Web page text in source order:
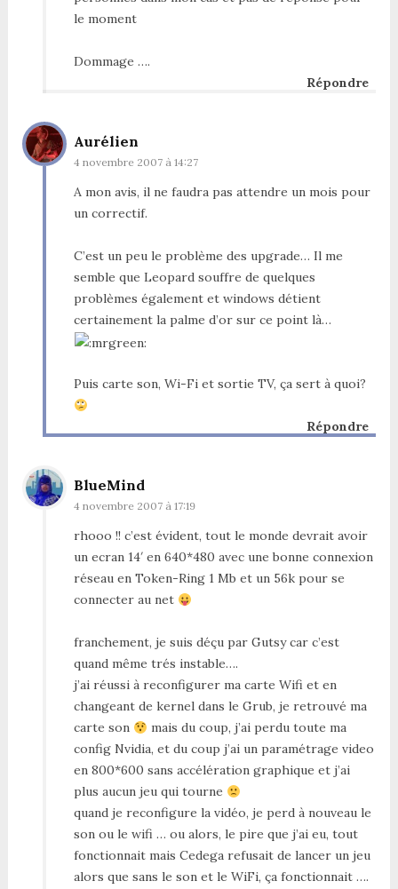
le moment
Dommage ….
Répondre
Aurélien
4 novembre 2007 à 14:27
A mon avis, il ne faudra pas attendre un mois pour
un correctif.
C’est un peu le problème des upgrade… Il me
semble que Leopard souffre de quelques
problèmes également et windows détient
certainement la palme d’or sur ce point là…
Puis carte son, Wi-Fi et sortie TV, ça sert à quoi?
Répondre
BlueMind
4 novembre 2007 à 17:19
rhooo !! c’est évident, tout le monde devrait avoir
un ecran 14′ en 640*480 avec une bonne connexion
réseau en Token-Ring 1 Mb et un 56k pour se
connecter au net
franchement, je suis déçu par Gutsy car c’est
quand même trés instable….
j’ai réussi à reconfigurer ma carte Wifi et en
changeant de kernel dans le Grub, je retrouvé ma
carte son
mais du coup, j’ai perdu toute ma
config Nvidia, et du coup j’ai un paramétrage video
en 800*600 sans accélération graphique et j’ai
plus aucun jeu qui tourne
quand je reconfigure la vidéo, je perd à nouveau le
son ou le wifi … ou alors, le pire que j’ai eu, tout
fonctionnait mais Cedega refusait de lancer un jeu
alors que sans le son et le WiFi, ça fonctionnait ….